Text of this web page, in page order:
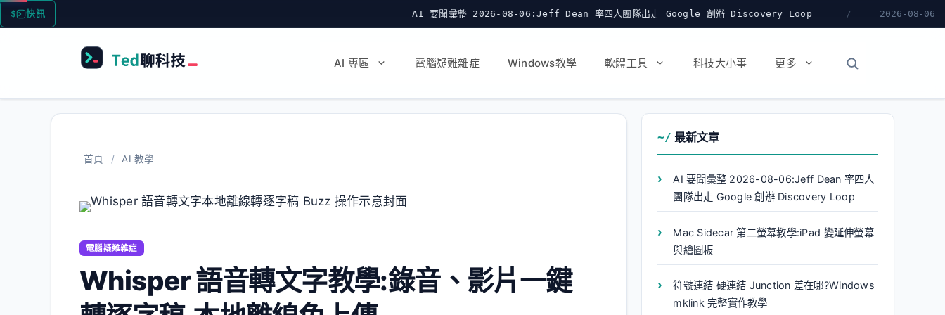
跳
至
快訊 AI 要聞彙整 2026-08-06:Jeff Dean 率四人團隊出走 Google 創辦 Discovery Loop Mac Sidecar 第二螢幕教學
2026-08-06
AI 專區 電腦疑難雜症 Windows教學 軟體工具 科技大小事 更多
首頁 / AI 教學
電腦疑難雜症
Whisper 語音轉文字教學:錄音、影片一鍵
最新文章
AI 要聞彙整 2026-08-06:Jeff Dean 率四人
團隊出走 Google 創辦 Discovery Loop
Mac Sidecar 第二螢幕教學:iPad 變延伸螢幕
與繪圖板
符號連結 硬連結 Junction 差在哪?Windows
mklink 完整實作教學